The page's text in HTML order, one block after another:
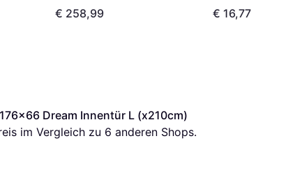
€ 258,99 € 16,77
Dream Innentür L (x210cm)
im Vergleich zu 6 anderen Shops.